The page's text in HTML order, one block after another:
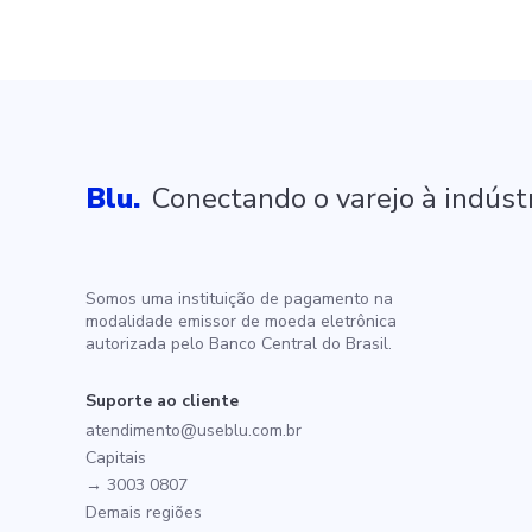
Blu. Conectando o varejo à
Somos uma instituição de pagamento na
modalidade emissor de moeda eletrônica
autorizada pelo Banco Central do Brasil.
Suporte ao cliente
atendimento@useblu.com.br
Capitais
→ 3003 0807
Demais regiões